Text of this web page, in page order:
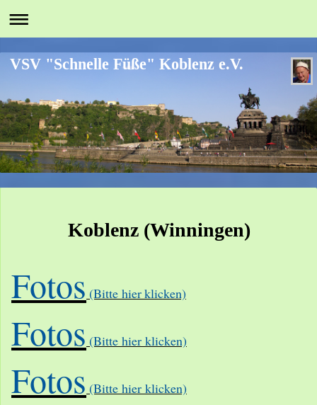
VSV "Schnelle Füße" Koblenz e.V.
Koblenz (Winningen)
Fotos (Bitte hierklicken)
Fotos (Bitte hier klicken)
Fotos (Bitte hier klicken)